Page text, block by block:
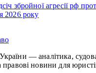
збройної агресії рф
2026 року
— аналітика,
правові новини для